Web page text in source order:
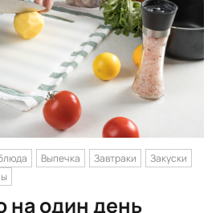
Выпечка Завтраки
Закуски
на один день